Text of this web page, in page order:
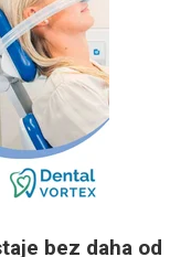
bez daha od